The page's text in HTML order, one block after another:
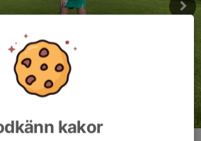
kakor